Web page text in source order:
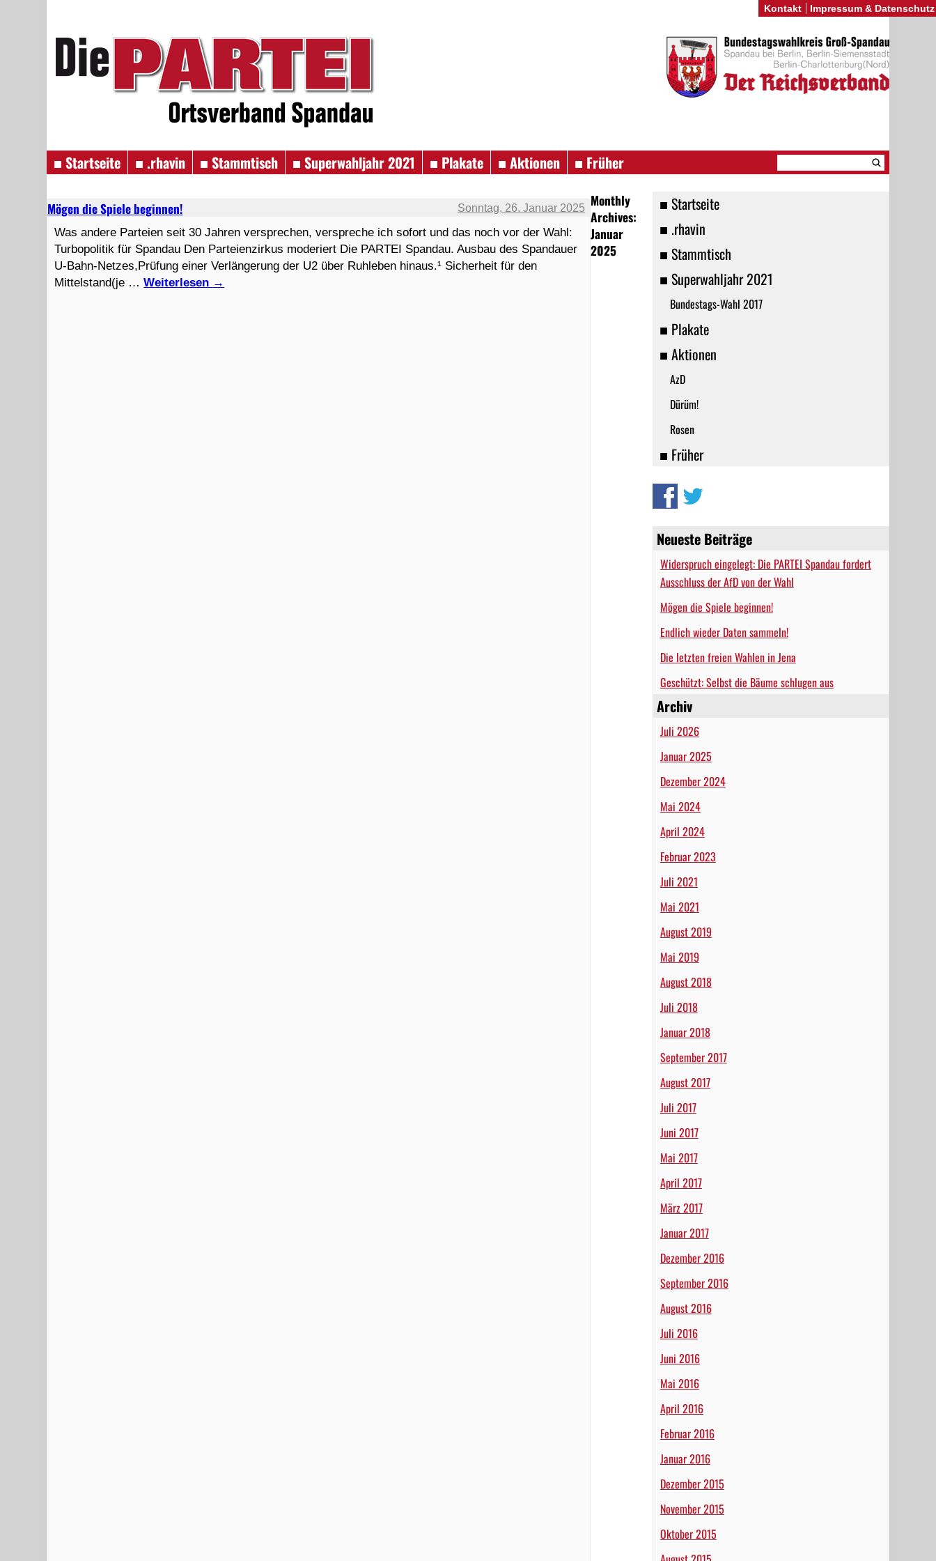
■ Startseite ■ .rhavin ■ Stammtisch ■ Superwahljahr 2021 ■ Plakate ■ Aktionen
■ Früher
■ Startseite
■ .rhavin
■ Stammtisch
■ Superwahljahr 2021
Bundestags-Wahl 2017
■ Plakate
■ Aktionen
AzD
Dürüm!
Rosen
■ Früher
Neueste Beiträge
Widerspruch eingelegt: Die PARTEI Spandau fordert
Ausschluss der AfD von der Wahl
Mögen die Spiele beginnen!
Endlich wieder Daten sammeln!
Die letzten freien Wahlen in Jena
Geschützt: Selbst die Bäume schlugen aus
Archiv
Juli 2026
Januar 2025
Dezember 2024
Mai 2024
April 2024
Februar 2023
Juli 2021
Mai 2021
August 2019
Mai 2019
August 2018
Juli 2018
Januar 2018
September 2017
August 2017
Juli 2017
Juni 2017
Mai 2017
April 2017
März 2017
Januar 2017
Dezember 2016
September 2016
August 2016
Juli 2016
Juni 2016
Mai 2016
April 2016
Februar 2016
Januar 2016
Dezember 2015
November 2015
Oktober 2015
Monthly
Archives:
Januar
2025
Mögen die Spiele beginnen! Sonntag, 26. Januar 2025
Was andere Parteien seit 30 Jahren versprechen, verspreche ich sofort und das noch vor der Wahl:
Turbopolitik für Spandau Den Parteienzirkus moderiert Die PARTEI Spandau. Ausbau des Spandauer
U-Bahn-Netzes,Prüfung einer Verlängerung der U2 über Ruhleben hinaus.¹ Sicherheit für den
Mittelstand(je …Weiterlesen →
Kontakt Impressum & Datenschutz